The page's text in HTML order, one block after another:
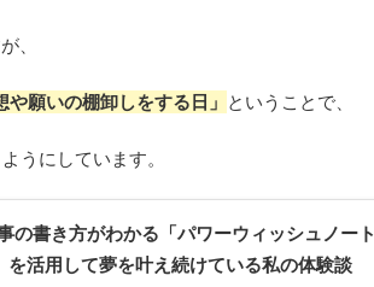
、
や願いの棚卸しをする日」 ということで、
うにしています。
の書き方がわかる「パワーウィッシュノート
を活用して夢を叶え続けている私の体験談